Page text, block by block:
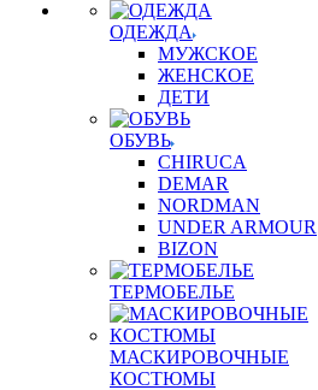
ОДЕЖДА
МУЖСКОЕ
ЖЕНСКОЕ
ДЕТИ
ОБУВЬ
CHIRUCA
DEMAR
NORDMAN
UNDER ARMOUR
BIZON
ТЕРМОБЕЛЬЕ
МАСКИРОВОЧНЫЕ
КОСТЮМЫ